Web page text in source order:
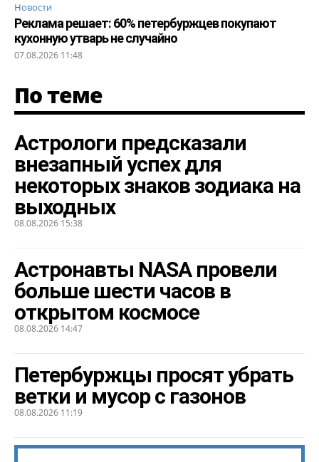
Новости
Реклама решает: 60% петербуржцев покупают
кухонную утварь не случайно
07.08.2026 11:48
По теме
Астрологи предсказали
внезапный успех для
некоторых знаков зодиака на
выходных
08.08.2026 15:38
Астронавты NASA провели
больше шести часов в
открытом космосе
08.08.2026 14:47
Петербуржцы просят убрать
ветки и мусор с газонов
08.08.2026 11:19